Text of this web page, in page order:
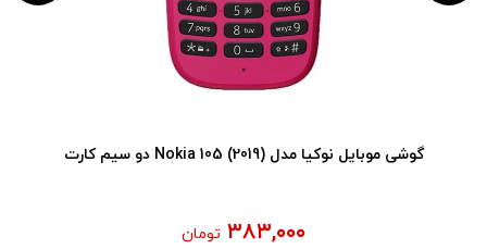
گوشی موبایل نوکیا مدل (2019) Nokia 105 دو سیم کارت
۳۸۳,۰۰۰ تومان